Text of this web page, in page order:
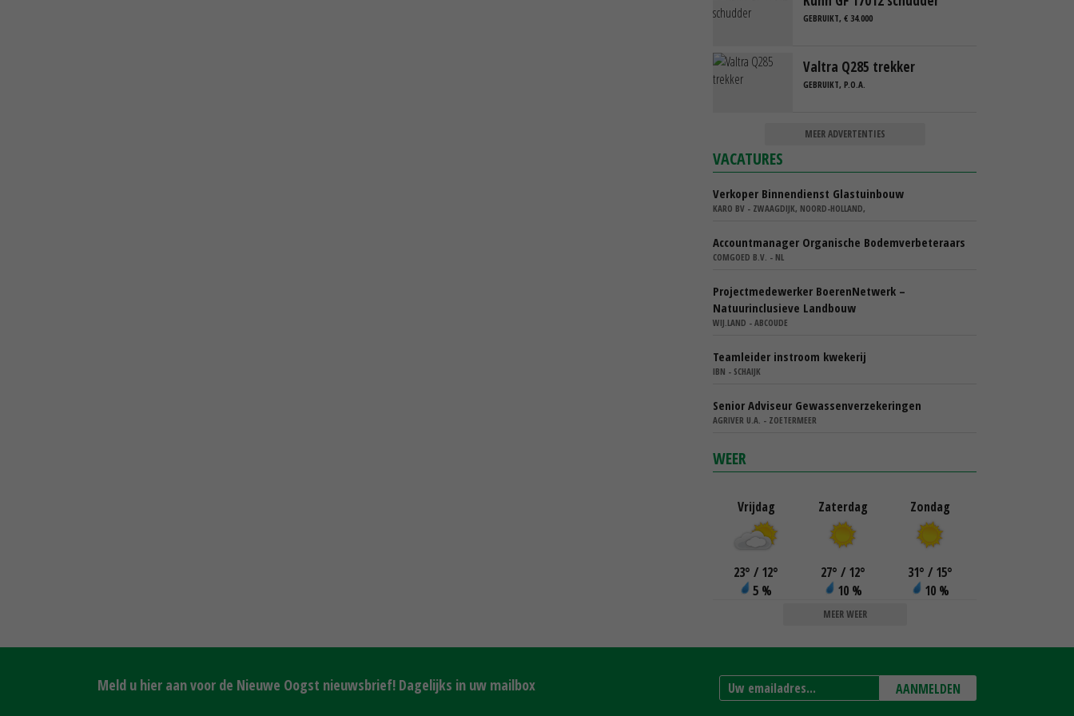
GEBRUIKT, € 34.000
Valtra Q285 trekker
GEBRUIKT, P.O.A.
MEER ADVERTENTIES
VACATURES
Verkoper Binnendienst Glastuinbouw
KARO BV - ZWAAGDIJK, NOORD-HOLLAND,
Accountmanager Organische Bodemverbeteraars
COMGOED B.V. - NL
Projectmedewerker BoerenNetwerk –
Natuurinclusieve Landbouw
WIJ.LAND - ABCOUDE
Teamleider instroom kwekerij
IBN - SCHAIJK
Senior Adviseur Gewassenverzekeringen
AGRIVER U.A. - ZOETERMEER
WEER
Vrijdag
23° / 12°
5 %
Zaterdag
27° / 12°
10 %
Zondag
31° / 15°
10 %
MEER WEER
Meld u hier aan voor de Nieuwe Oogst nieuwsbrief! Dagelijks in uw mailbox AANMELDEN